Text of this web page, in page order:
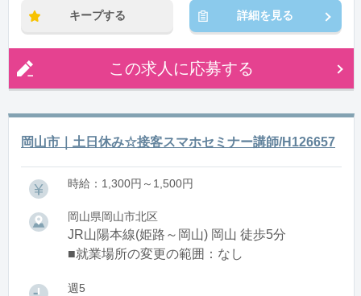
キープする 詳細を見る
この求人に応募する
岡山市｜土日休み☆接客スマホセミナー講師/H126657
時給：1,300円～1,500円
岡山県岡山市北区
JR山陽本線(姫路～岡山) 岡山 徒歩5分
■就業場所の変更の範囲：なし
週5